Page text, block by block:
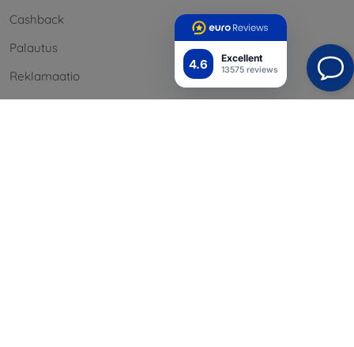
4.6 Excellent
13575 reviews
Cashback
Palautus
Reklamaatio
Yhteystiedot